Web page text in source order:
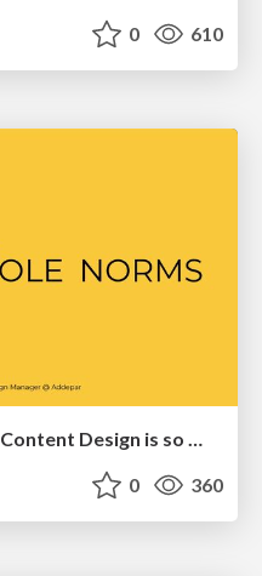
0 610
Breaking role norms: Why Content Design is so much more than writing copy - Taylor Woolridge
0 360